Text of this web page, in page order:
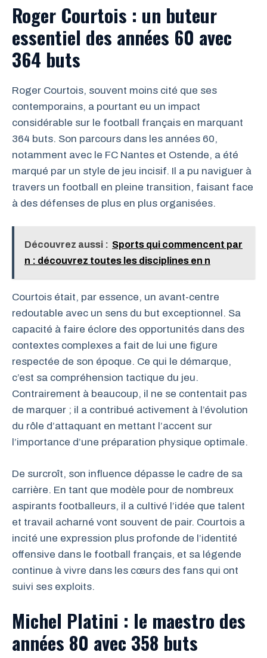
Roger Courtois : un buteur
essentiel des années 60 avec
364 buts
Roger Courtois, souvent moins cité que ses
contemporains, a pourtant eu un impact
considérable sur le football français en marquant
364 buts. Son parcours dans les années 60,
notamment avec le FC Nantes et Ostende, a été
marqué par un style de jeu incisif. Il a pu naviguer à
travers un football en pleine transition, faisant face
à des défenses de plus en plus organisées.
Découvrez aussi : Sports qui commencent par
n : découvrez toutes les disciplines en n
Courtois était, par essence, un avant-centre
redoutable avec un sens du but exceptionnel. Sa
capacité à faire éclore des opportunités dans des
contextes complexes a fait de lui une figure
respectée de son époque. Ce qui le démarque,
c’est sa compréhension tactique du jeu.
Contrairement à beaucoup, il ne se contentait pas
de marquer ; il a contribué activement à l’évolution
du rôle d’attaquant en mettant l’accent sur
l’importance d’une préparation physique optimale.
De surcroît, son influence dépasse le cadre de sa
carrière. En tant que modèle pour de nombreux
aspirants footballeurs, il a cultivé l’idée que talent
et travail acharné vont souvent de pair. Courtois a
incité une expression plus profonde de l’identité
offensive dans le football français, et sa légende
continue à vivre dans les cœurs des fans qui ont
suivi ses exploits.
Michel Platini : le maestro des
années 80 avec 358 buts